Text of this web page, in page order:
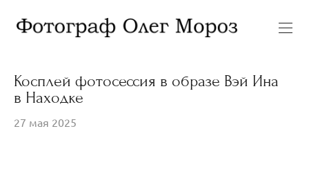
Косплей фотосессия в образе Вэй Ина
в Находке
27 мая 2025